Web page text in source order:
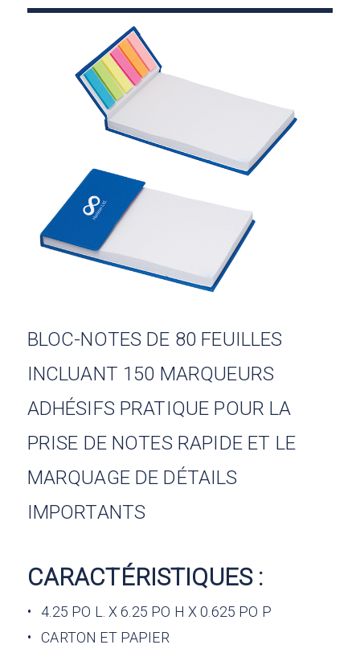
BLOC-NOTES DE 80 FEUILLES
INCLUANT 150 MARQUEURS
ADHÉSIFS PRATIQUE POUR LA
PRISE DE NOTES RAPIDE ET LE
MARQUAGE DE DÉTAILS
IMPORTANTS
CARACTÉRISTIQUES :
•
4.25 PO L. X 6.25 PO H X 0.625 PO P
•
CARTON ET PAPIER